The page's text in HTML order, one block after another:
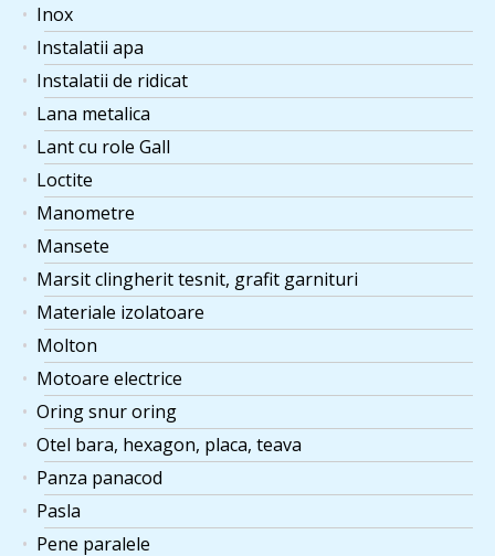
Inox
Instalatii apa
Instalatii de ridicat
Lana metalica
Lant cu role Gall
Loctite
Manometre
Mansete
Marsit clingherit tesnit, grafit garnituri
Materiale izolatoare
Molton
Motoare electrice
Oring snur oring
Otel bara, hexagon, placa, teava
Panza panacod
Pasla
Pene paralele